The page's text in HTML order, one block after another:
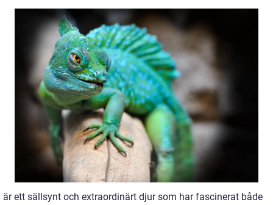
är ett sällsynt och extraordinärt djur som har fascinerat både